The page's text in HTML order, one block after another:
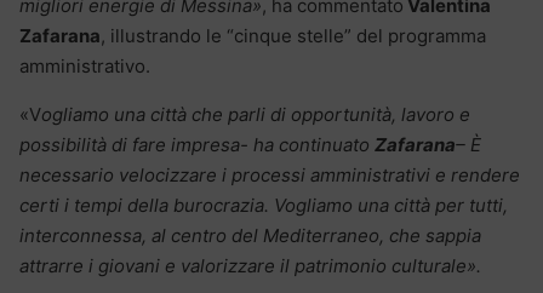
migliori energie di Messina», ha commentato Valentina
Zafarana, illustrando le “cinque stelle” del programma
amministrativo.
«Vogliamo una città che parli di opportunità, lavoro e
possibilità di fare impresa- ha continuato Zafarana– È
necessario velocizzare i processi amministrativi e rendere
certi i tempi della burocrazia. Vogliamo una città per tutti,
interconnessa, al centro del Mediterraneo, che sappia
attrarre i giovani e valorizzare il patrimonio culturale».